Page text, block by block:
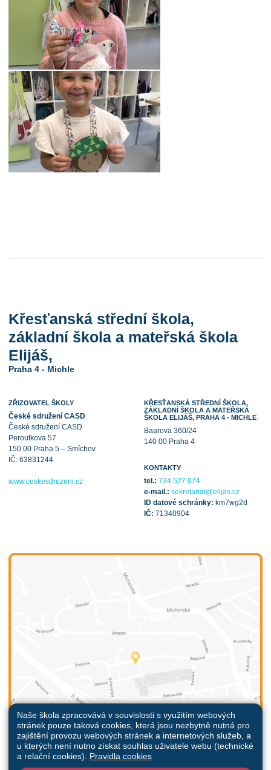
Křesťanská střední škola,
základní škola a mateřská škola
Elijáš,
Praha 4 - Michle
ZŘIZOVATEL ŠKOLY
České sdružení CASD
České sdružení CASD
Peroutkova 57
150 00 Praha 5 – Smíchov
IČ: 63831244
www.ceskesdruzeni.cz
KŘESŤANSKÁ STŘEDNÍ ŠKOLA,
ZÁKLADNÍ ŠKOLA A MATEŘSKÁ
ŠKOLA ELIJÁŠ, PRAHA 4 - MICHLE
Baarova 360/24
140 00 Praha 4
KONTAKTY
tel.: 734 527 074
e-mail.: sekretariat@elijas.cz
ID datové schránky: km7wg2d
IČ: 71340904
Naše škola zpracovává v souvislosti s využitím webových
stránek pouze taková cookies, která jsou nezbytně nutná pro
zajištění provozu webových stránek a internetových služeb, a
u kterých není nutno získat souhlas uživatele webu (technické
a relační cookies). Pravidla cookies